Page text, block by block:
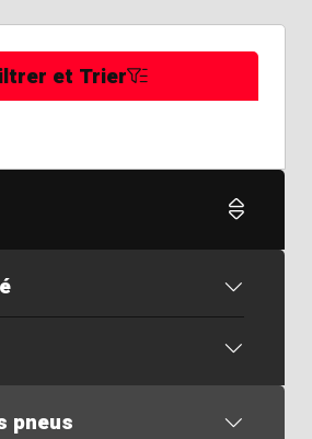
et Trier
pneus